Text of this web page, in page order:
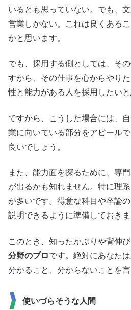
いるとも思っていない。でも、
営業しかない。これは良くある
かと思います。
でも、採用する側としては、そ
すから、その仕事を心からやり
性と能力がある人を採用したいと
ですから、こうした場合には、
業に向いている部分をアピール
良いでしょう。
また、能力面を探るために、専
が出るかも知れません。特に理
が多いです。得意な科目や卒論
説明できるように準備しておきま
このとき、知ったかぶりや背伸び
分野のプロです。絶対にあなた
分かること、分からないことを
使いづらそうな人間